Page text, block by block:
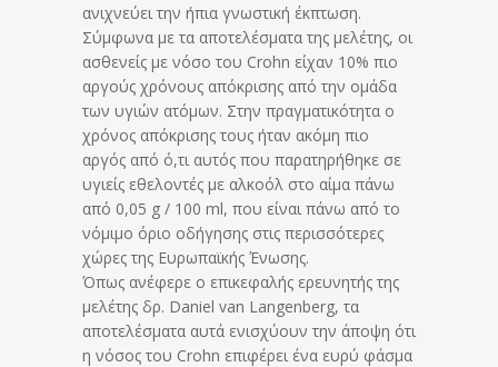
ανιχνεύει την ήπια γνωστική έκπτωση.
Σύμφωνα με τα αποτελέσματα της μελέτης, οι
ασθενείς με νόσο του Crohn είχαν 10% πιο
αργούς χρόνους απόκρισης από την ομάδα
των υγιών ατόμων. Στην πραγματικότητα ο
χρόνος απόκρισης τους ήταν ακόμη πιο
αργός από ό,τι αυτός που παρατηρήθηκε σε
υγιείς εθελοντές με αλκοόλ στο αίμα πάνω
από 0,05 g / 100 ml, που είναι πάνω από το
νόμιμο όριο οδήγησης στις περισσότερες
χώρες της Ευρωπαϊκής Ένωσης.
Όπως ανέφερε ο επικεφαλής ερευνητής της
μελέτης δρ. Daniel van Langenberg, τα
αποτελέσματα αυτά ενισχύουν την άποψη ότι
η νόσος του Crohn επιφέρει ένα ευρύ φάσμα